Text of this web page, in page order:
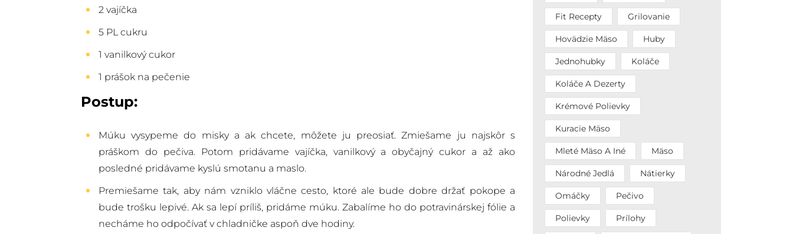
2 vajíčka
5 PL cukru
1 vanilkový cukor
1 prášok na pečenie
Postup:
Múku vysypeme do misky a ak chcete, môžete ju preosiať. Zmiešame ju najskôr s
práškom do pečiva. Potom pridávame vajíčka, vanilkový a obyčajný cukor a až ako
posledné pridávame kyslú smotanu a maslo.
Premiešame tak, aby nám vzniklo vláčne cesto, ktoré ale bude dobre držať pokope a
bude trošku lepivé. Ak sa lepí príliš, pridáme múku. Zabalíme ho do potravinárskej fólie a
necháme ho odpočívať v chladničke aspoň dve hodiny.
Fit Recepty Grilovanie
Hovädzie Mäso Huby
Jednohubky Koláče
Koláče A Dezerty
Krémové Polievky
Kuracie Mäso
Mleté Mäso A Iné Mäso
Národné Jedlá Nátierky
Omáčky Pečivo
Polievky Prílohy